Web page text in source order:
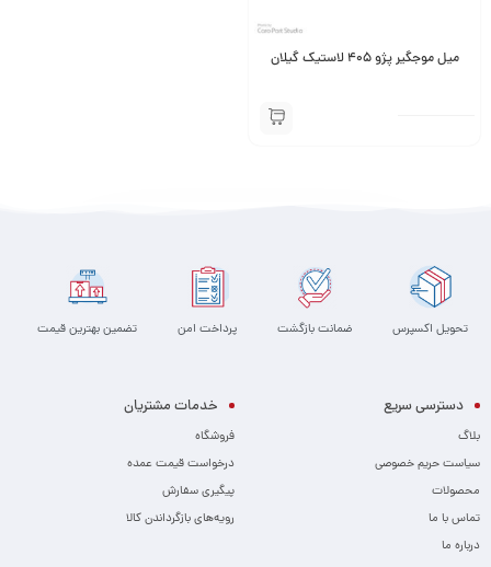
میل موجگیر پژو 405 لاستیک گیلان
تحویل اکسپرس ضمانت بازگشت پرداخت امن تضمین بهترین قیمت
دسترسی سریع
بلاگ
سیاست حریم خصوصی
محصولات
تماس با ما
درباره ما
خدمات مشتریان
فروشگاه
درخواست قیمت عمده
پیگیری سفارش
رویه‌های بازگرداندن کالا